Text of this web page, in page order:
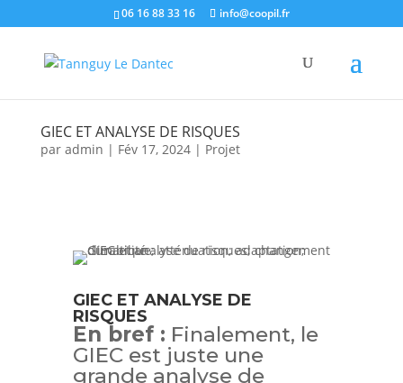
06 16 88 33 16 info@coopil.fr
GIEC ET ANALYSE DE RISQUES
par admin | Fév 17, 2024| Projet
GIEC ET ANALYSE DE
RISQUES
En bref : Finalement, le
GIEC est juste une
grande analyse de